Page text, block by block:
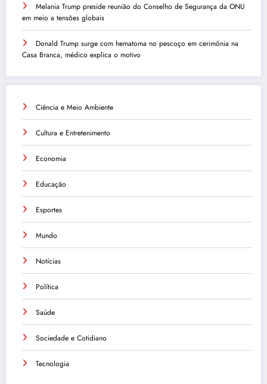
Melania Trump preside reunião do Conselho de Segurança da ONU
em meio a tensões globais
Donald Trump surge com hematoma no pescoço em cerimônia na
Casa Branca, médico explica o motivo
Ciência e Meio Ambiente
Cultura e Entretenimento
Economia
Educação
Esportes
Mundo
Notícias
Política
Saúde
Sociedade e Cotidiano
Tecnologia